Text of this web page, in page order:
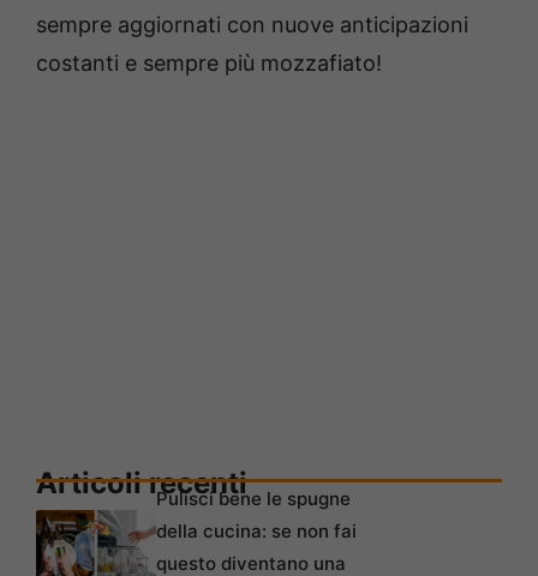
sempre aggiornati con nuove anticipazioni
costanti e sempre più mozzafiato!
Articoli recentiPulisci bene le spugne
della cucina: se non fai
questo diventano una